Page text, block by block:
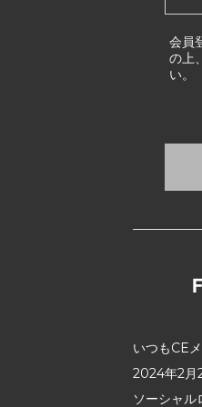
会員
の上
い。
いつもCE
2024年2月
ソーシャ